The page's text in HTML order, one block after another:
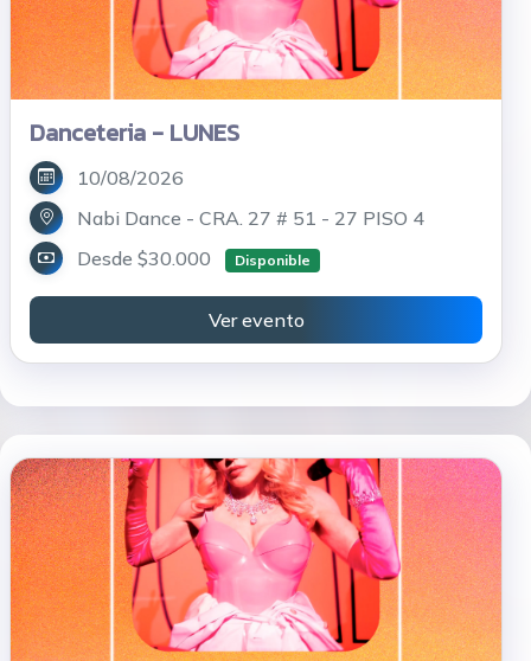
Danceteria - LUNES
10/08/2026
Nabi Dance - CRA. 27 # 51 - 27 PISO 4
Desde $30.000
Disponible
Ver evento